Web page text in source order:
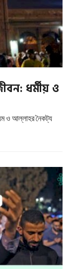
ধর্মীয় ও
ও আল্লাহর নৈকট্য